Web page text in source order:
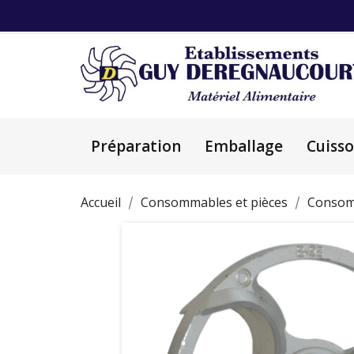
Préparation Emballage
Accueil Consommables et pièces